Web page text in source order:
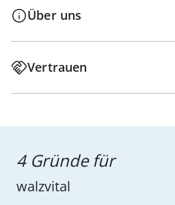
Über uns
Vertrauen
4 Gründe für
walzvital